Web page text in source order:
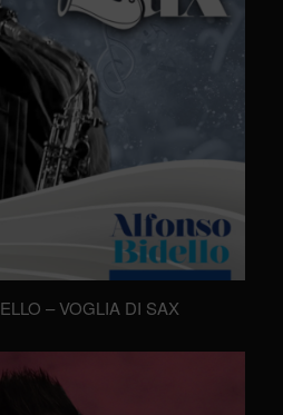
– VOGLIA DI SAX